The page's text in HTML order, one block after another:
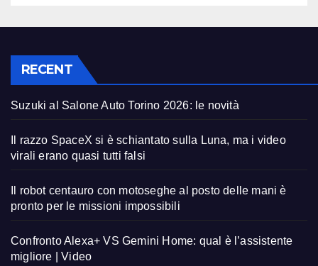
RECENT
Suzuki al Salone Auto Torino 2026: le novità
Il razzo SpaceX si è schiantato sulla Luna, ma i video
virali erano quasi tutti falsi
Il robot centauro con motoseghe al posto delle mani è
pronto per le missioni impossibili
Confronto Alexa+ VS Gemini Home: qual è l’assistente
migliore | Video